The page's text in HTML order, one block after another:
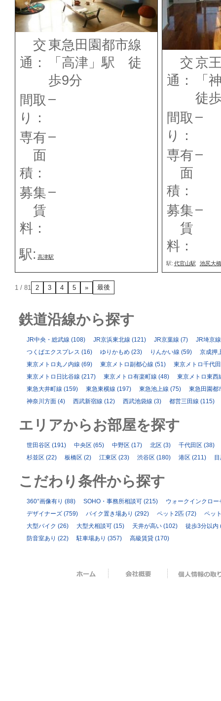
交
通：
東急田園都市線
「高津」駅 徒
歩9分
間取
り：
–
専有
面
積：
–
募集
賃
料：
–
駅: 高津駅
交
通：
京
「
徒
間取
り：
–
専有
面
積：
–
募集
賃
料：
–
駅: 代官山駅 池尻大
1 / 81 2 3 4 5 » 最後
鉄道沿線から探す
JR中央・総武線 (108) JR京浜東北線 (121) JR京葉線 (7)
JR埼京線
つくばエクスプレス (16) ゆりかもめ (23) りんかい線 (59)
京成押
東京メトロ丸ノ内線 (69) 東京メトロ副都心線 (51)
東京メトロ千代
東京メトロ日比谷線 (217) 東京メトロ有楽町線 (48)
東京メトロ東西
東急大井町線 (159) 東急東横線 (197) 東急池上線 (75)
東急田園都
神奈川方面 (4) 西武新宿線 (12) 西武池袋線 (3) 都営三田線 (115)
エリアからお部屋を探す
世田谷区 (191) 中央区 (65) 中野区 (17) 北区 (3) 千代田区 (38)
杉並区 (22) 板橋区 (2) 江東区 (23) 渋谷区 (180) 港区 (211)
こだわり条件から探す
360°画像有り (88) SOHO・事務所相談可 (215)
ウォークインクロー
デザイナーズ (759) バイク置き場あり (292) ペット2匹 (72)
ペッ
大型バイク (26) 大型犬相談可 (15) 天井が高い (102) 徒歩3分以内
防音室あり (22) 駐車場あり (357) 高級賃貸 (170)